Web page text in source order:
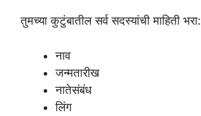
तुमच्या कुटुंबातील सर्व सदस्यांची माहिती भरा:
नाव
जन्मतारीख
नातेसंबंध
लिंग